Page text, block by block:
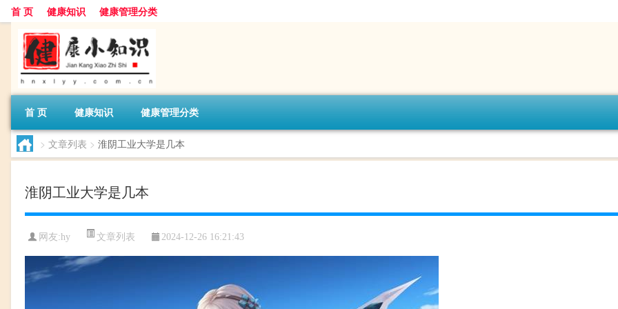
首 页 健康知识 健康管理分类
首 页 健康知识 健康管理分类
> 文章列表 > 淮阴工业大学是几本
淮阴工业大学是几本
网友:hy 文章列表 2024-12-26 16:21:43